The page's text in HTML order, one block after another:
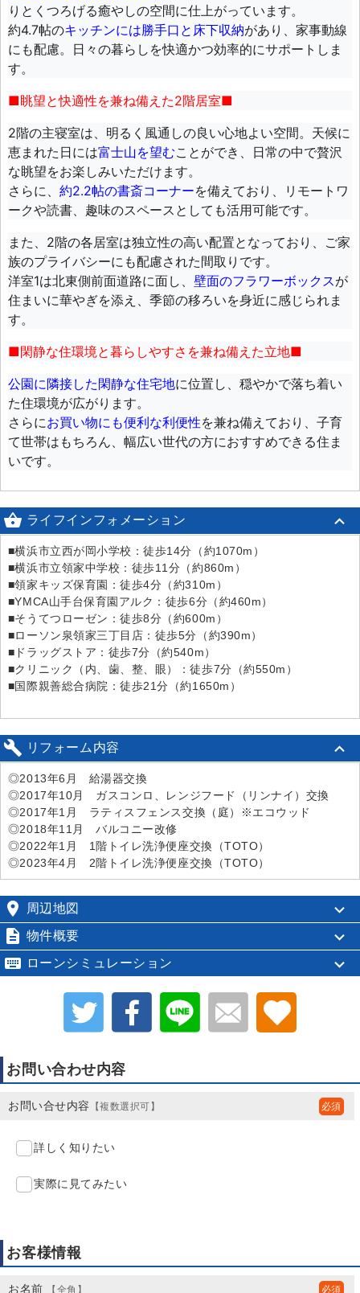
りとくつろげる癒やしの空間に仕上がっています。
約4.7帖のキッチンには勝手口と床下収納があり、家事動線
にも配慮。日々の暮らしを快適かつ効率的にサポートしま
す。
■眺望と快適性を兼ね備えた2階居室■
2階の主寝室は、明るく風通しの良い心地よい空間。天候に
恵まれた日には富士山を望むことができ、日常の中で贅沢
な眺望をお楽しみいただけます。
さらに、 約2.2帖の書斎コーナーを備えており、リモートワ
ークや読書、趣味のスペースとしても活用可能です。
また、2階の各居室は独立性の高い配置となっており、ご家
族のプライバシーにも配慮された間取りです。
洋室1は北東側前面道路に面し、 壁面のフラワーボックスが
住まいに華やぎを添え、季節の移ろいを身近に感じられま
す。
■閑静な住環境と暮らしやすさを兼ね備えた立地■
公園に隣接した閑静な住宅地に位置し、穏やかで落ち着い
た住環境が広がります。
さらにお買い物にも便利な利便性を兼ね備えており、子育
て世帯はもちろん、幅広い世代の方におすすめできる住ま
いです。
 ライフインフォメーション
■横浜市立西が岡小学校：徒歩14分（約1070m）
■横浜市立領家中学校：徒歩11分（約860m）
■領家キッズ保育園：徒歩4分（約310m）
■YMCA山手台保育園アルク：徒歩6分（約460m）
■そうてつローゼン：徒歩8分（約600m）
■ローソン泉領家三丁目店：徒歩5分（約390m）
■ドラッグストア：徒歩7分（約540m）
■クリニック（内、歯、整、眼）：徒歩7分（約550m）
■国際親善総合病院：徒歩21分（約1650m）
 リフォーム内容
◎2013年6月 給湯器交換
◎2017年10月 ガスコンロ、レンジフード（リンナイ）交換
◎2017年1月 ラティスフェンス交換（庭）※エコウッド
◎2018年11月 バルコニー改修
◎2022年1月 1階トイレ洗浄便座交換（TOTO）
◎2023年4月 2階トイレ洗浄便座交換（TOTO）
 周辺地図
 物件概要
 ローンシミュレーション
お問い合わせ内容
お問い合せ内容 【複数選択可】
詳しく知りたい
実際に見てみたい
お客様情報
お名前 【全角】